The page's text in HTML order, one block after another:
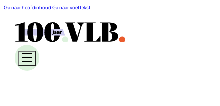
Ga naar hoofdinhoudGa naar voettekst